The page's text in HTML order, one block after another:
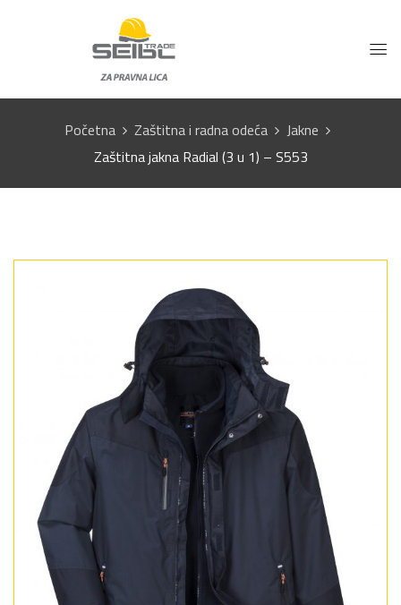
Početna Zaštitna i radna odeća
Jakne
Zaštitna jakna Radial (3 u 1) – S553